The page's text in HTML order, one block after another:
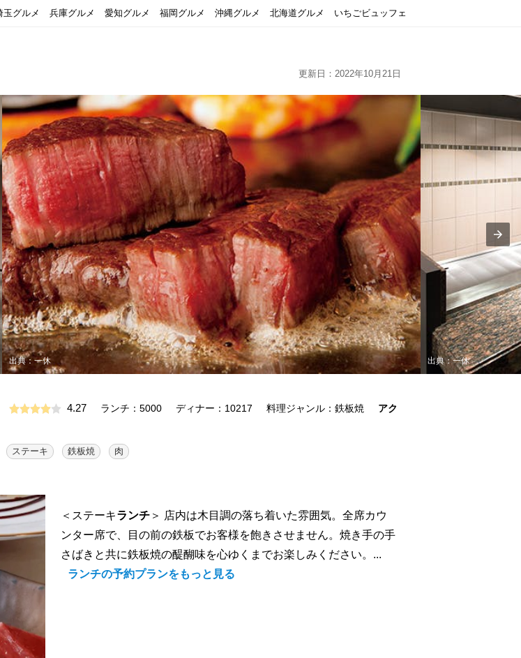
玉グルメ 兵庫グルメ 愛知グルメ 福岡グルメ 沖縄グルメ 北海道グルメ いちごビュッフェ
更新日：2022年10月21日
出典：一休 出典：一休
4.27 ランチ：5000 ディナー：10217 料理ジャンル：鉄板焼
アク
ステーキ 鉄板焼 肉
＜ステーキランチ ＞ 店内は木目調の落ち着いた雰囲気。全席カウ
ンター席で、目の前の鉄板でお客様を飽きさせません。焼き手の手
さばきと共に鉄板焼の醍醐味を心ゆくまでお楽しみください。...
ランチの予約プランをもっと見る